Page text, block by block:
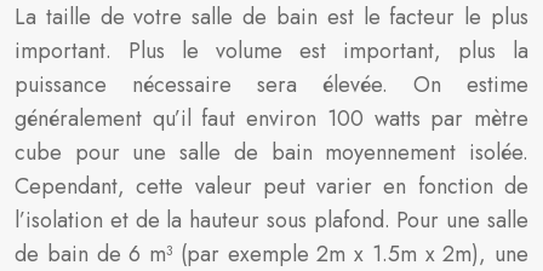
La taille de votre salle de bain est le facteur le plus
important. Plus le volume est important, plus la
puissance nécessaire sera élevée. On estime
généralement qu’il faut environ 100 watts par mètre
cube pour une salle de bain moyennement isolée.
Cependant, cette valeur peut varier en fonction de
l’isolation et de la hauteur sous plafond. Pour une salle
de bain de 6 m³ (par exemple 2m x 1.5m x 2m), une